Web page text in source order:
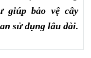
giúp bảo vệ cây
sử dụng lâu dài.